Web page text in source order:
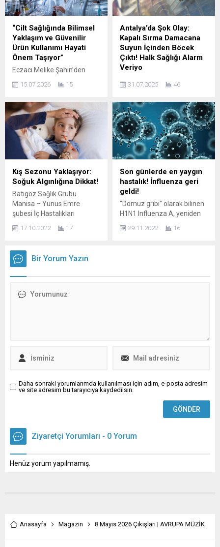
olmasına rağmen neden
evde doğumun teşvik
edilmediğini sorguladı.
Yazısında Şeker, iki seçenek
üzerinden çarpıcı bir
eleştiri...
yüzde ellidir. Her yıl
binlerce ailenin tüp bebek
tedavisi gördüğü SDÜ Tüp
Bebek Merkezi deneyimli ve
uzman ekibi ile bu başarı
oranına ulaştı. Genellikle bir
yıldan daha uzun süredir
gebeliğin gerçekleşmediği
koşullarda tüp...
“Cilt Sağlığında Bilimsel
Yaklaşım ve Güvenilir
Ürün Kullanımı Hayati
Önem Taşıyor”
Eczacı Melike Şahin’den
Uyarısı… BURSA –
etkisi, internet üzerinden
kontrolsüz kozmetik ürün
satışları ve yetkisiz
uygulama merkezlerinin
artması, cilt sağlığını tehdit
eden önemli riskleri de
beraberinde getiriyor. Akne,
cilt lekeleri, kırışıklıklar, cilt
sarkmaları, yanlış estetik
uygulamalar ve sahte
kozmetik ürünlerden
kaynaklanan mağduriyetler
her geçen gün...
15.07.2026 15
Antalya’da Şok Olay:
Kapalı Sırma Damacana
Suyun İçinden Böcek
Çıktı! Halk Sağlığı Alarm
Veriyo
su sektöründe güveni
yaşayan L.Y. isimli
vatandaşın marketten
sipariş ettiği jelatini
açılmamış, kapalı Sırma
markalı damacana suyun
içinde canlı böceğe
benzeyen bir cisim fark
etmesi büyük infiale neden
oldu. “Jelatini Üzerindeydi,
Ama İçinde Böcek Vardı!”
Evine teslim edilen
damacananın tabanında
siyah bir...
31.07.2025 46
Kış Sezonu Yaklaşıyor:
Soğuk Algınlığına Dikkat!
Batıgöz Sağlık Grubu
Manisa – Yunus Emre
şubesi İç Hastalıkları
Selma Erciyas kış
beraber artan soğuk algınlığı
vakalarına karşı uyardı.
ortaya çıkan soğuk
17.10.2022 17
Son günlerde en yaygın
hastalık! İnfluenza geri
geldi!
“Domuz gribi” olarak bilinen
H1N1 Influenza A, yeniden
Son günlerde çevremizdeki
29.11.2022 16
Bir Yorum Yazın
Daha sonraki yorumlarımda kullanılması için adım, e-posta adresim
ve site adresim bu tarayıcıya kaydedilsin.
Ziyaretçi Yorumları - 0 Yorum
Henüz yorum yapılmamış.
Anasayfa Magazin 8 Mayıs 2026 Çıkışları | AVRUPA MÜZİK